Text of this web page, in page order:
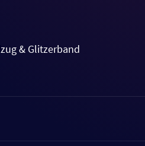
& Glitzerband